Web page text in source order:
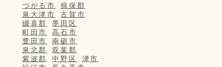
つがる市
揖保郡
泉大津市
古賀市
綴喜郡
墨田区
町田市
高石市
豊田市
南砺市
泉北郡
双葉郡
紫波郡
中野区
津市